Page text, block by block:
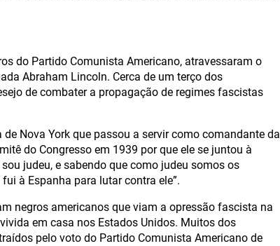
do Partido Comunista Americano, atravessaram o
Abraham Lincoln. Cerca de um terço dos
de combater a propagação de regimes fascistas
Nova York que passou a servir como comandante da
do Congresso em 1939 por que ele se juntou à
judeu, e sabendo que como judeu somos os
à Espanha para lutar contra ele”.
negros americanos que viam a opressão fascista na
em casa nos Estados Unidos. Muitos dos
pelo voto do Partido Comunista Americano de